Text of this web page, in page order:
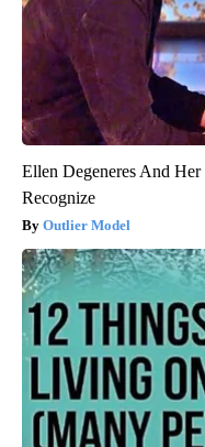
Ellen Degeneres And
Recognize
Outlier Model